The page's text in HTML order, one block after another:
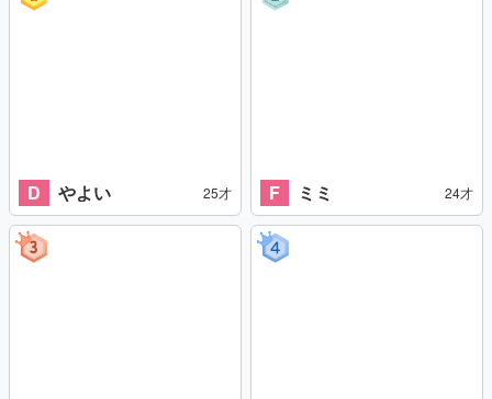
D やよい 25才 F ミミ 24才